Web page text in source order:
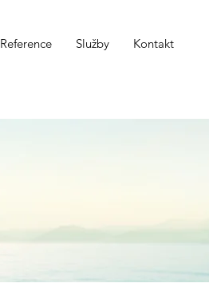
Reference Služby Kontakt